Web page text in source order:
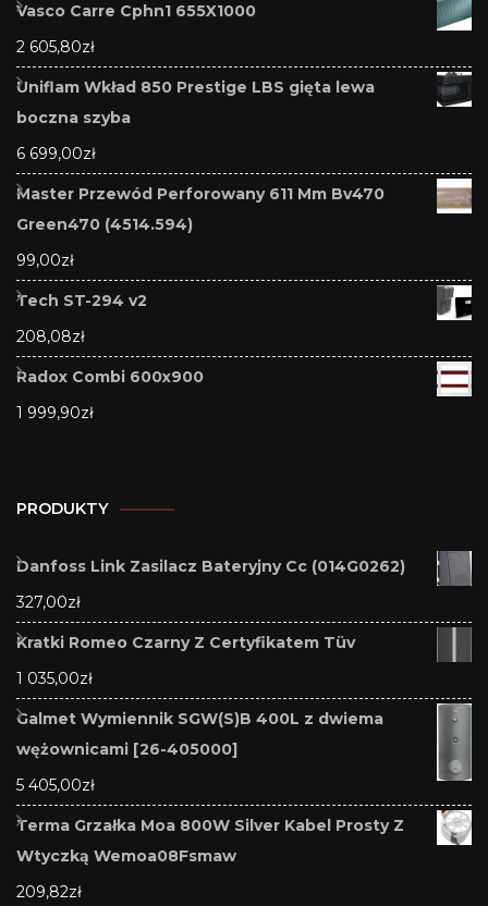
Vasco Carre Cphn1 655X1000
2 605,80zł
Uniflam Wkład 850 Prestige LBS gięta lewa
boczna szyba
6 699,00zł
Master Przewód Perforowany 611 Mm Bv470
Green470 (4514.594)
99,00zł
Tech ST-294 v2
208,08zł
Radox Combi 600x900
1 999,90zł
PRODUKTY
Danfoss Link Zasilacz Bateryjny Cc (014G0262)
327,00zł
Kratki Romeo Czarny Z Certyfikatem Tüv
1 035,00zł
Galmet Wymiennik SGW(S)B 400L z dwiema
wężownicami [26-405000]
5 405,00zł
Terma Grzałka Moa 800W Silver Kabel Prosty Z
Wtyczką Wemoa08Fsmaw
209,82zł